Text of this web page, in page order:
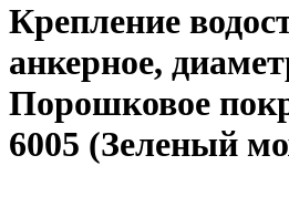
Крепление
анкерное,
Порошковое
6005 (Зеленый